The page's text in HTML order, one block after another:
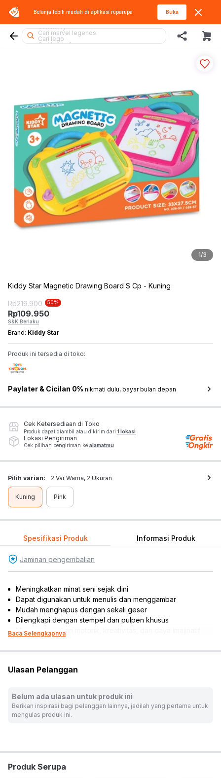
Belanja lebih mudah di aplikasi ruparupa Buka
Cari squishy
Cari diecast
Cari miffy
Cari marvel legends
Cari lego
Cari kiddy fun
Cari pokemon
Cari spiderman
Cari rolife
Cari beyblade
Cari hot wheels
Cari fuggler
Cari sylvanian
Cari mobil
Cari thomas
1/3
Kiddy Star Magnetic Drawing Board S Cp - Kuning
Rp219.900 50%
Rp109.950
S&K Berlaku
Brand: Kiddy Star
Produk ini tersedia di toko:
Paylater & Cicilan 0% nikmati dulu, bayar bulan depan
Cek Ketersediaan di Toko
Produk dapat diambil atau dikirim dari 1 lokasi
Lokasi Pengiriman
Cek pilihan pengiriman ke alamatmu
Pilih varian: 2 Var Warna, 2 Ukuran
Kuning Pink
Spesifikasi Produk Informasi Produk
Jaminan pengembalian
Meningkatkan minat seni sejak dini
Dapat digunakan untuk menulis dan menggambar
Mudah menghapus dengan sekali geser
Dilengkapi dengan stempel dan pulpen khusus
Mengembangkan motorik, kreativitas, dan daya imajinatif
Rekomendasi umur pengguna: 3 tahun ke atas
Isi set: 1 set magnetic board
Dimensi Kemasan: 43.5 x 4.5 x 28.0
Berat:0.61kg
SKU:10445229
Baca Selengkapnya
Ulasan Pelanggan
Belum ada ulasan untuk produk ini
Berikan inspirasi bagi pelanggan lainnya, jadilah yang pertama untuk
mengulas produk ini.
Produk Serupa